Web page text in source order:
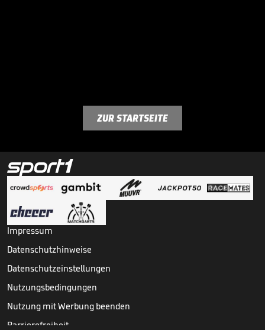
ZUR STARTSEITE
Impressum
Datenschutzhinweise
Datenschutzeinstellungen
Nutzungsbedingungen
Nutzung mit Werbung beenden
Barrierefreiheit